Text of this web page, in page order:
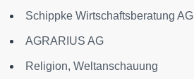
Schippke Wirtschaftsberatung AG
AGRARIUS AG
Religion, Weltanschauung